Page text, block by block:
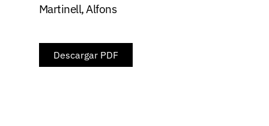
Martinell, Alfons
Descargar PDF